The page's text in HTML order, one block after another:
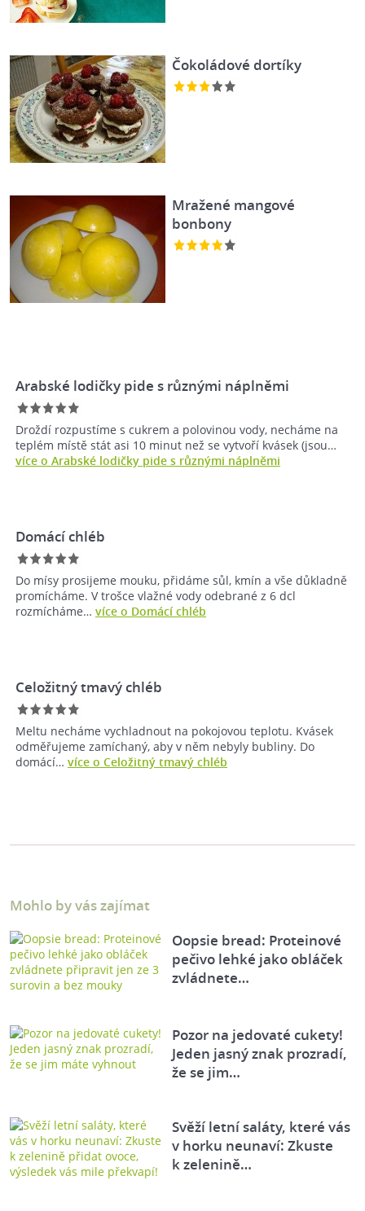
Čokoládové dortíky
Mražené mangové
bonbony
Arabské lodičky pide s různými náplněmi
Droždí rozpustíme s cukrem a polovinou vody, necháme na
teplém místě stát asi 10 minut než se vytvoří kvásek (jsou…
více o Arabské lodičky pide s různými náplněmi
Domácí chléb
Do mísy prosijeme mouku, přidáme sůl, kmín a vše důkladně
promícháme. V trošce vlažné vody odebrané z 6 dcl
rozmícháme… více o Domácí chléb
Celožitný tmavý chléb
Meltu necháme vychladnout na pokojovou teplotu. Kvásek
odměřujeme zamíchaný, aby v něm nebyly bubliny. Do
domácí… více o Celožitný tmavý chléb
Mohlo by vás zajímat
Oopsie bread: Proteinové
pečivo lehké jako obláček
zvládnete…
Pozor na jedovaté cukety!
Jeden jasný znak prozradí,
že se jim…
Svěží letní saláty, které vás
v horku neunaví: Zkuste
k zelenině…